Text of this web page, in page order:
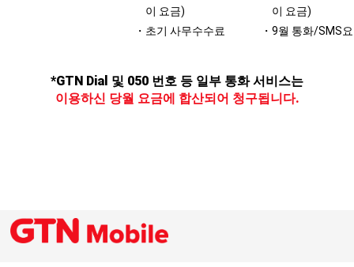
이 요금)
초기 사무수수료
이 요금)
9월 통화/SMS
*GTN Dial 및 050 번호 등 일부 통화 서비스는
이용하신 당월 요금에 합산되어 청구됩니다.